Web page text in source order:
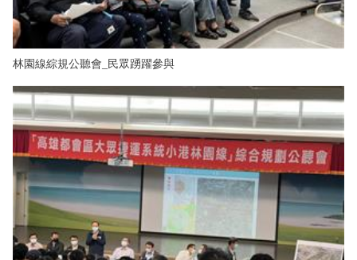
林園線綜規公聽會_民眾踴躍參與